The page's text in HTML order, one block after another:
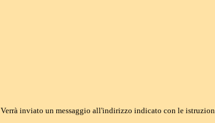
Verrà inviato un messaggio all'indirizzo indicato con le